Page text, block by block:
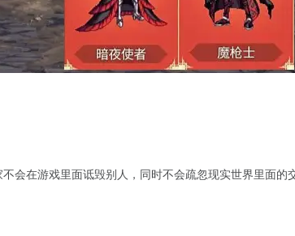
会在游戏里面诋毁别人，同时不会疏忽现实世界里面